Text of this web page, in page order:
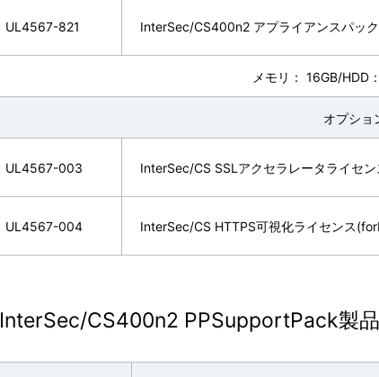
UL4567-821 InterSec/CS400n2 アプライアンスパッ
メモリ： 16GB/HDD
オプショ
UL4567-003 InterSec/CS SSLアクセラレータライセ
UL4567-004 InterSec/CS HTTPS可視化ライセンス
InterSec/CS400n2 PPSupportPack製品